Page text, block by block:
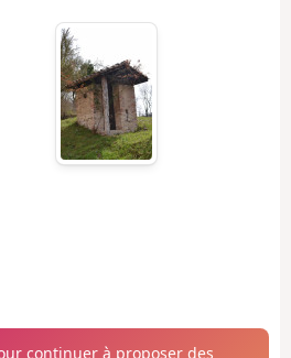
continuer à proposer des